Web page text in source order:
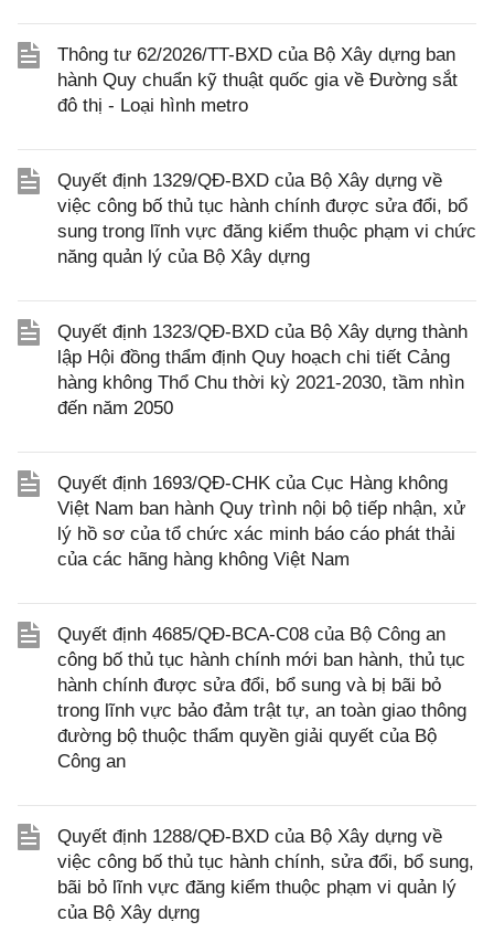
Thông tư 62/2026/TT-BXD của Bộ Xây dựng ban
hành Quy chuẩn kỹ thuật quốc gia về Đường sắt
đô thị - Loại hình metro
Quyết định 1329/QĐ-BXD của Bộ Xây dựng về
việc công bố thủ tục hành chính được sửa đổi, bổ
sung trong lĩnh vực đăng kiểm thuộc phạm vi chức
năng quản lý của Bộ Xây dựng
Quyết định 1323/QĐ-BXD của Bộ Xây dựng thành
lập Hội đồng thẩm định Quy hoạch chi tiết Cảng
hàng không Thổ Chu thời kỳ 2021-2030, tầm nhìn
đến năm 2050
Quyết định 1693/QĐ-CHK của Cục Hàng không
Việt Nam ban hành Quy trình nội bộ tiếp nhận, xử
lý hồ sơ của tổ chức xác minh báo cáo phát thải
của các hãng hàng không Việt Nam
Quyết định 4685/QĐ-BCA-C08 của Bộ Công an
công bố thủ tục hành chính mới ban hành, thủ tục
hành chính được sửa đổi, bổ sung và bị bãi bỏ
trong lĩnh vực bảo đảm trật tự, an toàn giao thông
đường bộ thuộc thẩm quyền giải quyết của Bộ
Công an
Quyết định 1288/QĐ-BXD của Bộ Xây dựng về
việc công bố thủ tục hành chính, sửa đổi, bổ sung,
bãi bỏ lĩnh vực đăng kiểm thuộc phạm vi quản lý
của Bộ Xây dựng